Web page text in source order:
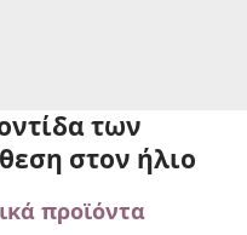
των
στον ήλιο
προϊόντα